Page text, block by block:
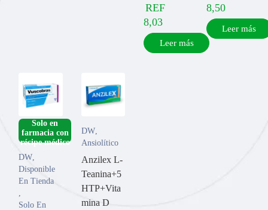
REF
8,03
Leer más
8,50
Leer más
­Solo en
farmacia con
récipe médico­
DW,
Disponible
En Tienda
,
Solo En
DW,
Ansiolítico
Anzilex L-
Teanina+5
HTP+Vita
mina D